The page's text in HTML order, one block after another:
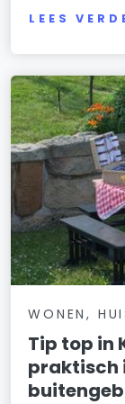
LEES
WONEN,
Tip top in
praktisch